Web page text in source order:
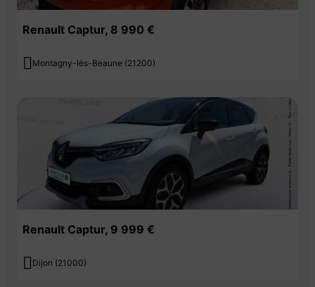
Renault Captur, 8 990 €
 Montagny-lès-Beaune (21200)
Renault Captur, 9 999 €
 Dijon (21000)